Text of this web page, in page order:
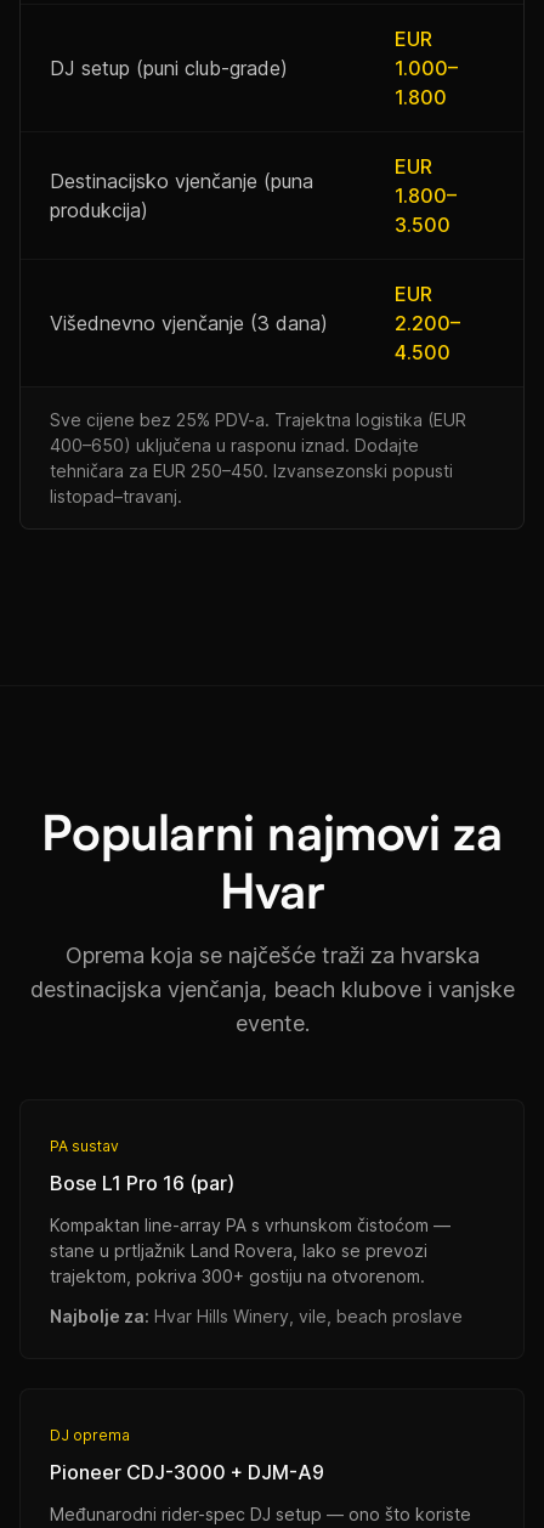
DJ setup (puni club-grade)
EUR
1.000–
1.800
Destinacijsko vjenčanje (puna
produkcija)
EUR
1.800–
3.500
Višednevno vjenčanje (3 dana)
EUR
2.200–
4.500
Sve cijene bez 25% PDV-a. Trajektna logistika (EUR
400–650) uključena u rasponu iznad. Dodajte
tehničara za EUR 250–450. Izvansezonski popusti
listopad–travanj.
Popularni najmovi za
Hvar
Oprema koja se najčešće traži za hvarska
destinacijska vjenčanja, beach klubove i vanjske
evente.
PA sustav
Bose L1 Pro 16 (par)
Kompaktan line-array PA s vrhunskom čistoćom —
stane u prtljažnik Land Rovera, lako se prevozi
trajektom, pokriva 300+ gostiju na otvorenom.
Najbolje za: Hvar Hills Winery, vile, beach proslave
DJ oprema
Pioneer CDJ-3000 + DJM-A9
Međunarodni rider-spec DJ setup — ono što koriste